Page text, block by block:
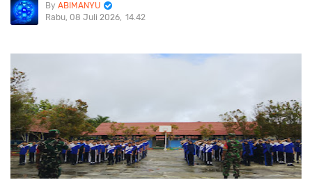
ABIMANYU
Rabu, 08 Juli 2026 14.42